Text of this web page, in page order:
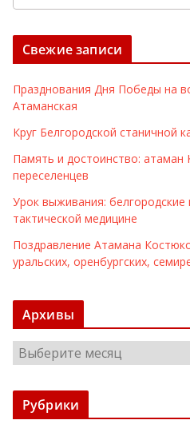
Свежие записи
Празднования Дня Победы на
Атаманская
Круг Белгородской станичной
Память и достоинство: атаман
переселенцев
Урок выживания: белгородские
тактической медицине
Поздравление Атамана
уральских, оренбургских,
Архивы
х
Рубрики